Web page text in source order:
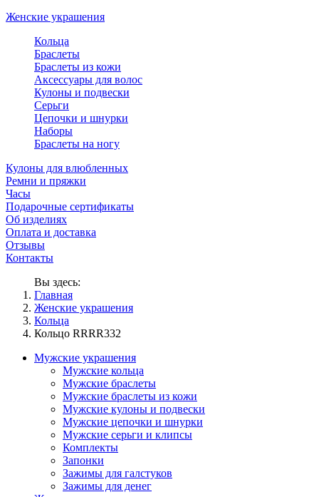
Женские украшения
Кольца
Браслеты
Браслеты из кожи
Аксессуары для волос
Кулоны и подвески
Серьги
Цепочки и шнурки
Наборы
Браслеты на ногу
Кулоны для влюбленных
Ремни и пряжки
Часы
Подарочные сертификаты
Об изделиях
Оплата и доставка
Отзывы
Контакты
Вы здесь:
Главная
Женские украшения
Кольца
Кольцо RRRR332
Мужские украшения
Мужские кольца
Мужские браслеты
Мужские браслеты из кожи
Мужские кулоны и подвески
Мужские цепочки и шнурки
Мужские серьги и клипсы
Комплекты
Запонки
Зажимы для галстуков
Зажимы для денег